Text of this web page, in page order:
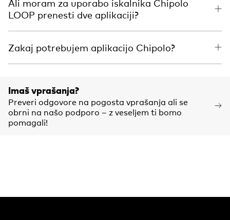
Ali moram za uporabo iskalnika Chipolo
LOOP prenesti dve aplikaciji?
Zakaj potrebujem aplikacijo Chipolo?
Imaš vprašanja?
Preveri odgovore na pogosta vprašanja ali se
obrni na našo podporo – z veseljem ti bomo
pomagali!